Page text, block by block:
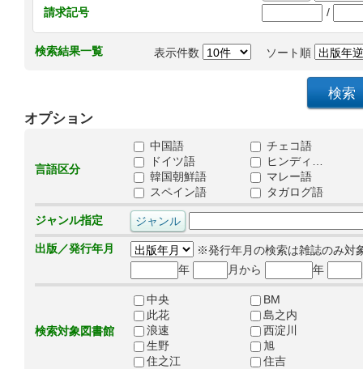
請求記号
/
検索結果一覧 表示件数 ソート順
オプション
言語区分
中国語
チェコ語
ドイツ語
ヒンディ…
韓国朝鮮語
マレー語
スペイン語
タガログ語
ジャンル指定
出版／発行年月
※発行年月の検索は雑誌のみ対
年
月から 年
検索対象図書館
中央
BM
此花
島之内
浪速
西淀川
生野
旭
住之江
住吉